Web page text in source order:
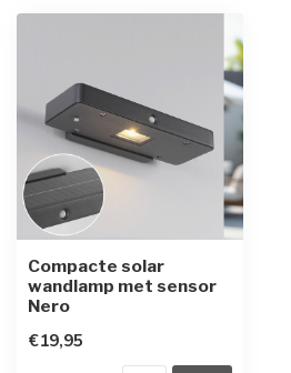
Compacte solar
wandlamp met sensor
Nero
€19,95